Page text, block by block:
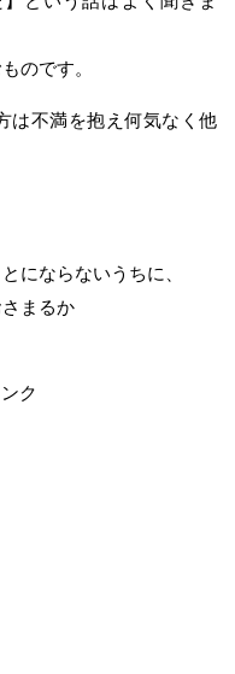
のです。
は不満を抱え何気なく他
にならないうちに、
まるか
ク